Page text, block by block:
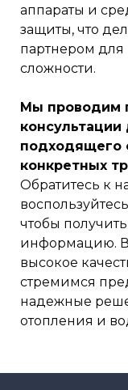
аппараты и
защиты, что
партнером
сложности.
Мы проводим
подходящего
конкретных
Обратитесь к
чтобы
информацию. В
высокое
стремимся
надежные
отопления и